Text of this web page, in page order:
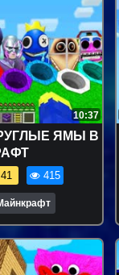
10:37
ЯМЫ В
415